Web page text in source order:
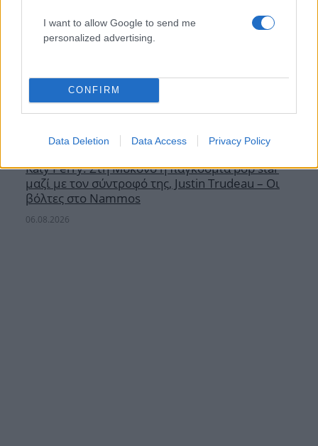
I want to allow Google to send me
personalized advertising.
CONFIRM
Data Deletion Data Access Privacy Policy
Katy Perry: Στη Μύκονο η παγκόσμια pop star
μαζί με τον σύντροφό της, Justin Trudeau – Οι
βόλτες στο Nammos
06.08.2026